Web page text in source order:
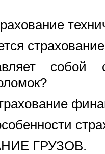
собой
ГРУЗОВ.